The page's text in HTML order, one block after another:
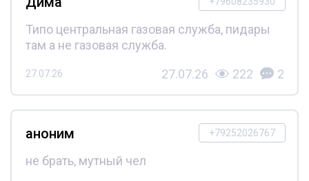
Типо центральная газовая служба, пидары
там а не газовая служба.
27.07.26 27.07.26 222 2
+79252026767
аноним
не брать, мутный чел